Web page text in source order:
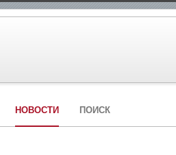
НОВОСТИ ПОИСК